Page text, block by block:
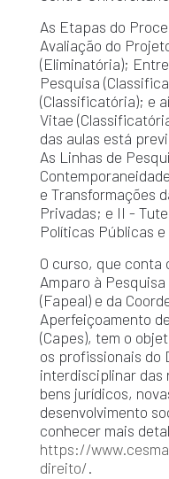
As Etapas do
Avaliação do
(Eliminatória);
Pesquisa
(Classificatória); e
Vitae
das aulas está
As Linhas de
e Transformações
Privadas; e II -
Políticas Públicas
O curso, que conta
Amparo à
(Fapeal) e da
Aperfeiçoamento
(Capes), tem o
os profissionais do
interdisciplinar das
bens jurídicos,
desenvolvimento
conhecer mais
https://
direito/.